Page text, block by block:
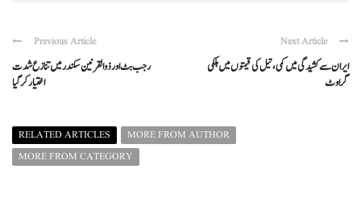
Previous Article
رجب بٹ اور ذوالقرنین سکندر میں تنازع شدت
اختیار کر گیا
Next Article
ایران سے کشیدگی میں کمی، تیل کی قیمتوں میں ہلکی
گراوٹ
RELATED ARTICLES
MORE FROM AUTHOR
MORE FROM CATEGORY